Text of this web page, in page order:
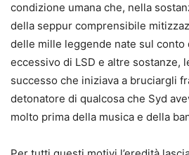
condizione umana che, nella
della seppur comprensibile
delle mille leggende nate sul conto
eccessivo di LSD e altre sostanze,
successo che iniziava a bruciargli
detonatore di qualcosa che Syd
molto prima della musica e della